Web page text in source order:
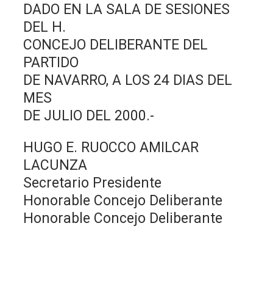
DADO EN LA SALA DE SESIONES
DEL H.
CONCEJO DELIBERANTE DEL
PARTIDO
DE NAVARRO, A LOS 24 DIAS DEL
MES
DE JULIO DEL 2000.-
HUGO E. RUOCCO AMILCAR
LACUNZA
Secretario Presidente
Honorable Concejo Deliberante
Honorable Concejo Deliberante